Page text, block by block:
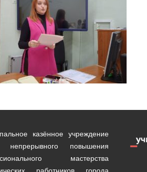
казённое учреждение
непрерывного повышения
мастерства